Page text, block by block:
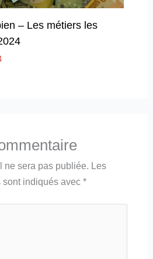
– Les métiers les
ne sera pas publiée. Les
indiqués avec *